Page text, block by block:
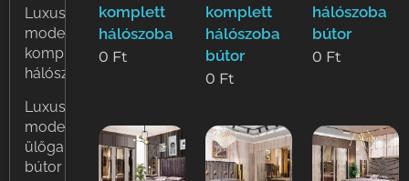
Luxus
modern
komplett
hálószoba
Luxus
modern
ülőgarnitúra
bútor
komplett
hálószoba
0 Ft
komplett
hálószoba
bútor
0 Ft
hálószoba
bútor
0 Ft